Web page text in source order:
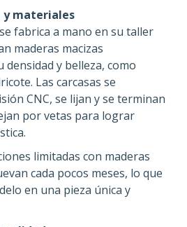
y materiales
fabrica a mano en su taller
maderas macizas
densidad y belleza, como
Las carcasas se
CNC, se lijan y se terminan
por vetas para lograr
limitadas con maderas
cada pocos meses, lo que
en una pieza única y